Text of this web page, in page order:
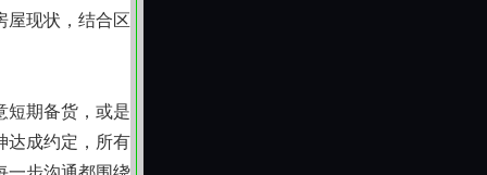
屋现状，结合区
短期备货，或是
达成约定，所有